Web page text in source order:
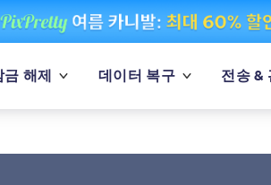
금 해제 데이터 복구 전송 &